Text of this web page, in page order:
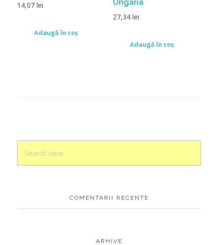
14,07 lei
Adaugă în coș
Ungaria
27,34 lei
Adaugă în coș
COMENTARII RECENTE
ARHIVE